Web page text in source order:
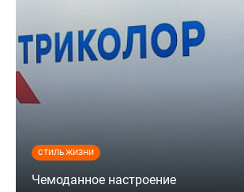
СТИЛЬ ЖИЗНИ
Чемоданное настроение